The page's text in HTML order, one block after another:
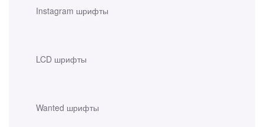
Instagram шрифты
LCD шрифты
Wanted шрифты